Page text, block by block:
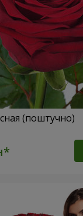
(поштучно)